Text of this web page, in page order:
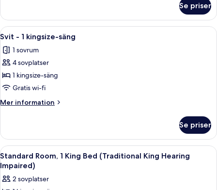
King
Hearing
Impaired)
-
kingsize-
(Traditional
King
Impaired)
Se priser
Öppna
alla
foton
för
Svit
-
1
kingsize-
Ett hotellrum med en stor säng, ett
7
Svit - 1 kingsize-säng
1 sovrum
4 sovplatser
1 kingsize-säng
Gratis wi-fi
Mer information
Mer
-
kingsize-
säng
Se priser
Öppna
alla
foton
för
Ett hotellrum med en stor säng, en
10
Standard Room, 1 King Bed (Traditional King Hearing
Impaired)
2 sovplatser